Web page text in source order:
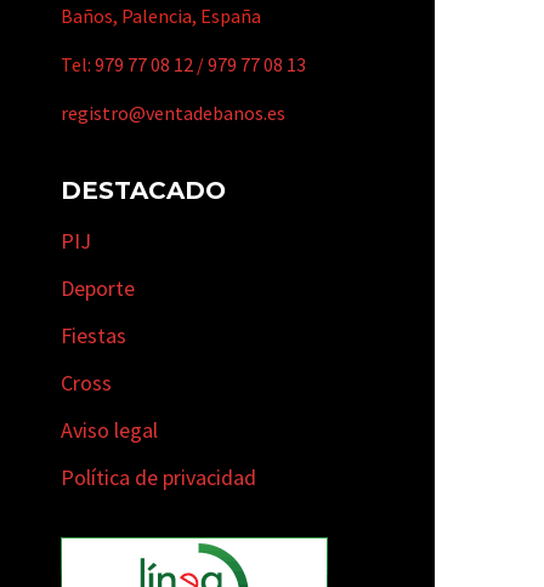
Baños, Palencia, España
Tel: 979 77 08 12 /979 77 08 13
registro@ventadebanos.es
DESTACADO
PIJ
Deporte
Fiestas
Cross
Aviso legal
Política de privacidad